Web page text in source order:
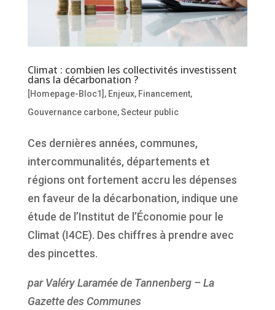
Climat : combien les collectivités investissent
dans la décarbonation ?
[Homepage-Bloc1] , Enjeux, Financement,
Gouvernance carbone,Secteur public
Ces dernières années, communes,
intercommunalités, départements et
régions ont fortement accru les dépenses
en faveur de la décarbonation, indique une
étude de l’Institut de l’Économie pour le
Climat (I4CE). Des chiffres à prendre avec
des pincettes.
par Valéry Laramée de Tannenberg – La
Gazette des Communes